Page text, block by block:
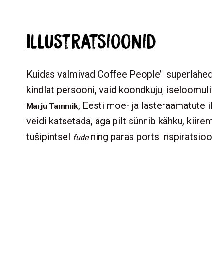
Illustratsioonid
Kuidas valmivad Coffee People’i
kindlat persooni, vaid koondkuju,
Marju Tammik, Eesti moe- ja lasteraamatute
veidi katsetada, aga pilt sünnib kähku,
tušipintsel fudening paras ports